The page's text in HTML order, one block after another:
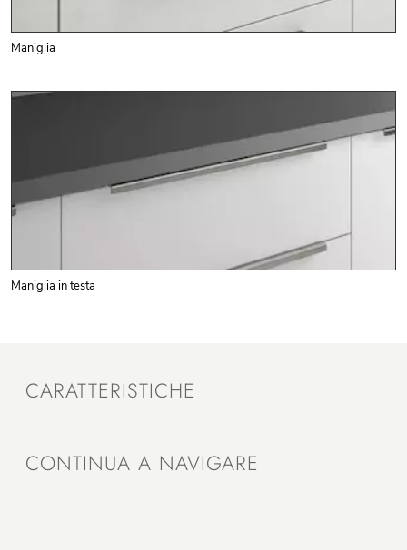
Maniglia
Maniglia in testa
CARATTERISTICHE
CONTINUA A NAVIGARE